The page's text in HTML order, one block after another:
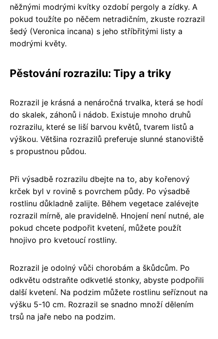
něžnými modrými kvítky ozdobí pergoly a zídky. A
pokud toužíte po něčem netradičním, zkuste rozrazil
šedý (Veronica incana) s jeho stříbřitými listy a
modrými květy.
Pěstování rozrazilu: Tipy a triky
Rozrazil je krásná a nenáročná trvalka, která se hodí
do skalek, záhonů i nádob. Existuje mnoho druhů
rozrazilu, které se liší barvou květů, tvarem listů a
výškou. Většina rozrazilů preferuje slunné stanoviště
s propustnou půdou.
Při výsadbě rozrazilu dbejte na to, aby kořenový
krček byl v rovině s povrchem půdy. Po výsadbě
rostlinu důkladně zalijte. Během vegetace zalévejte
rozrazil mírně, ale pravidelně. Hnojení není nutné, ale
pokud chcete podpořit kvetení, můžete použít
hnojivo pro kvetoucí rostliny.
Rozrazil je odolný vůči chorobám a škůdcům. Po
odkvětu odstraňte odkvetlé stonky, abyste podpořili
další kvetení. Na podzim můžete rostlinu seříznout na
výšku 5-10 cm. Rozrazil se snadno množí dělením
trsů na jaře nebo na podzim.